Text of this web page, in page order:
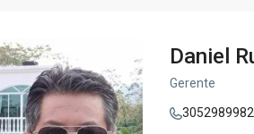
Daniel
Gerente
3052989982